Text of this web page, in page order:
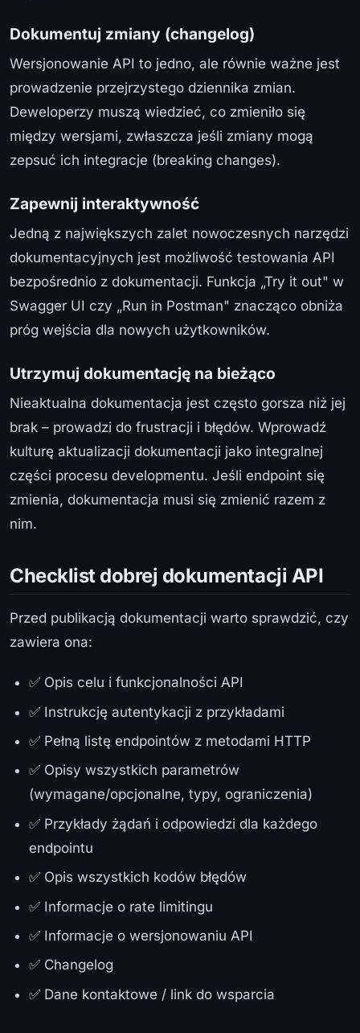
Dokumentuj zmiany (changelog)
Wersjonowanie API to jedno, ale równie ważne jest
prowadzenie przejrzystego dziennika zmian.
Deweloperzy muszą wiedzieć, co zmieniło się
między wersjami, zwłaszcza jeśli zmiany mogą
zepsuć ich integracje (breaking changes).
Zapewnij interaktywność
Jedną z największych zalet nowoczesnych narzędzi
dokumentacyjnych jest możliwość testowania API
bezpośrednio z dokumentacji. Funkcja „Try it out" w
Swagger UI czy „Run in Postman" znacząco obniża
próg wejścia dla nowych użytkowników.
Utrzymuj dokumentację na bieżąco
Nieaktualna dokumentacja jest często gorsza niż jej
brak – prowadzi do frustracji i błędów. Wprowadź
kulturę aktualizacji dokumentacji jako integralnej
części procesu developmentu. Jeśli endpoint się
zmienia, dokumentacja musi się zmienić razem z
nim.
Checklist dobrej dokumentacji API
Przed publikacją dokumentacji warto sprawdzić, czy
zawiera ona:
✅ Opis celu i funkcjonalności API
✅ Instrukcję autentykacji z przykładami
✅ Pełną listę endpointów z metodami HTTP
✅ Opisy wszystkich parametrów
(wymagane/opcjonalne, typy, ograniczenia)
✅ Przykłady żądań i odpowiedzi dla każdego
endpointu
✅ Opis wszystkich kodów błędów
✅ Informacje o rate limitingu
✅ Informacje o wersjonowaniu API
✅ Changelog
✅ Dane kontaktowe / link do wsparcia